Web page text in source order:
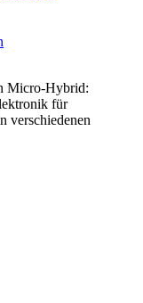
Micro-Hybrid:
für
verschiedenen